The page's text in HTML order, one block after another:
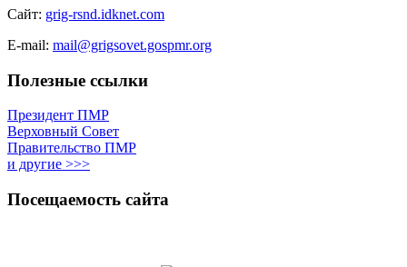
Сайт: grig-rsnd.idknet.com
E-mail: mail@grigsovet.gospmr.org
Полезные ссылки
Президент ПМР
Верховный Совет
Правительство ПМР
и другие >>>
Посещаемость сайта